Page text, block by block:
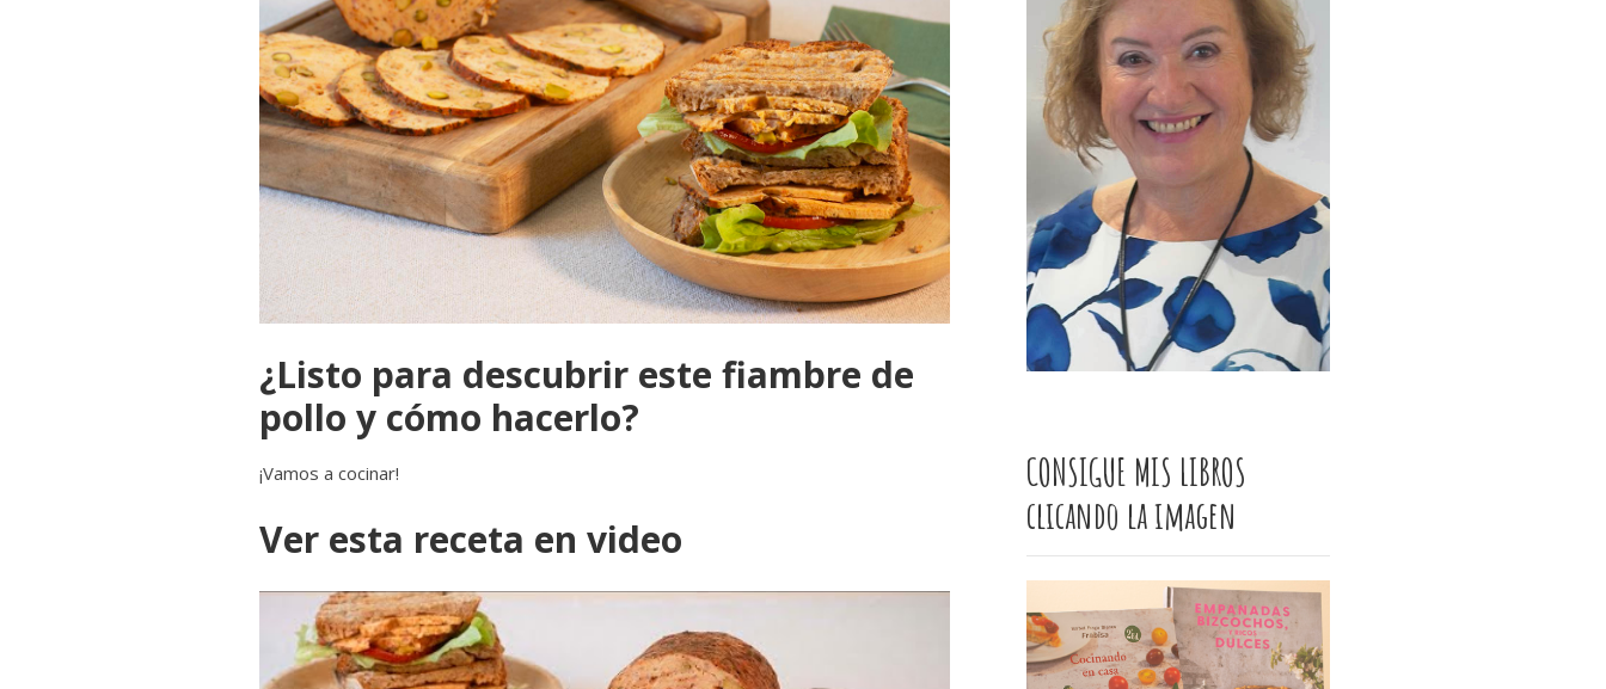
¿Listo para descubrir este fiambre de
pollo y cómo hacerlo?
¡Vamos a cocinar!
Ver esta receta en video
CONSIGUE MIS LIBROS
clicando la imagen